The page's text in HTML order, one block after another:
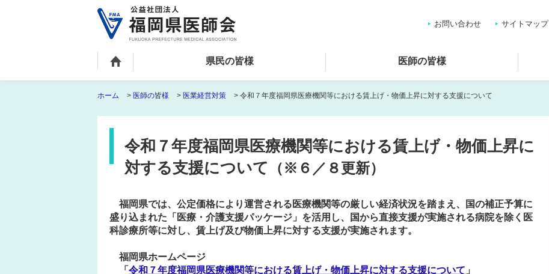
お問い合わせ サイトマップ
県民の皆様 医師の皆様
ホーム > 医師の皆様 > 医業経営対策 > 令和７年度福岡県医療機関等における賃上げ・物価上昇に対する支援について
令和７年度福岡県医療機関等における賃上げ・物価上昇に
対する支援について
（※６／８更新）
福岡県では、公定価格により運営される医療機関等の厳しい経済状況を踏まえ、国の補正予算に
盛り込まれた「医療・介護支援パッケージ」を活用し、国から直接支援が実施される病院を除く医
科診療所等に対し、賃上げ及び物価上昇に対する支援が実施されます。
福岡県ホームページ
「 令和７年度福岡県医療機関等における賃上げ・物価上昇に対する支援について 」